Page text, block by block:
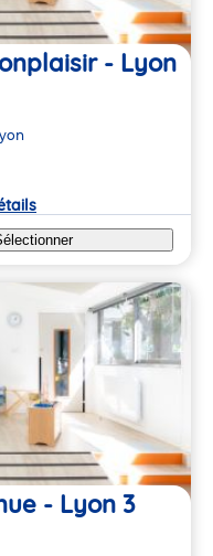
- Lyon
- Lyon 3